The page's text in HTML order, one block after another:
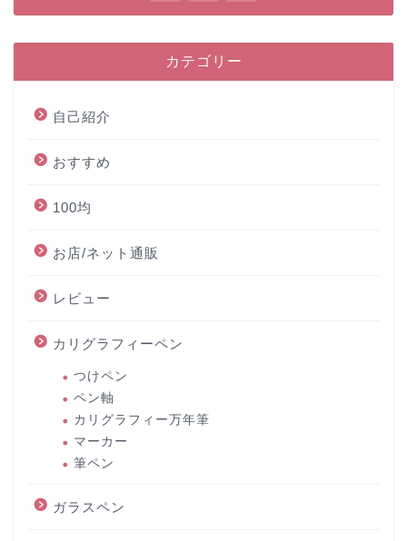
カテゴリー
自己紹介
おすすめ
100均
お店/ネット通販
レビュー
カリグラフィーペン
つけペン
ペン軸
カリグラフィー万年筆
マーカー
筆ペン
ガラスペン